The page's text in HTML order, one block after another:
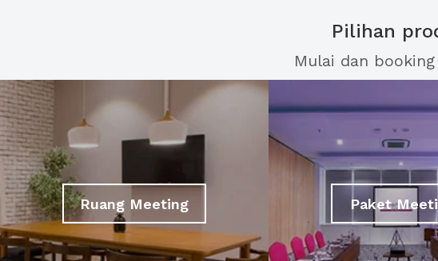
Pilihan
Mulai dan
Ruang Meeting Paket